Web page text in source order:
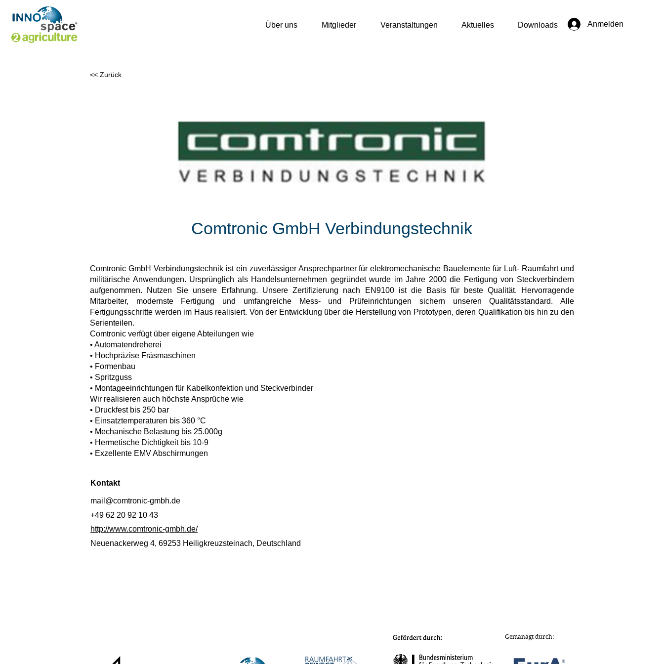
Über uns Mitglieder Veranstaltungen Aktuelles Downloads Anmelden
<< Zurück
Comtronic GmbH Verbindungstechnik
Comtronic GmbH Verbindungstechnik ist ein zuverlässiger Ansprechpartner für elektromechanische Bauelemente für Luft- Raumfahrt und
militärische Anwendungen. Ursprünglich als Handelsunternehmen gegründet wurde im Jahre 2000 die Fertigung von Steckverbindern
aufgenommen. Nutzen Sie unsere Erfahrung. Unsere Zertifizierung nach EN9100 ist die Basis für beste Qualität. Hervorragende
Mitarbeiter, modernste Fertigung und umfangreiche Mess- und Prüfeinrichtungen sichern unseren Qualitätsstandard. Alle
Fertigungsschritte werden im Haus realisiert. Von der Entwicklung über die Herstellung von Prototypen, deren Qualifikation bis hin zu den
Serienteilen.
Comtronic verfügt über eigene Abteilungen wie
• Automatendreherei
• Hochpräzise Fräsmaschinen
• Formenbau
• Spritzguss
• Montageeinrichtungen für Kabelkonfektion und Steckverbinder
Wir realisieren auch höchste Ansprüche wie
• Druckfest bis 250 bar
• Einsatztemperaturen bis 360 °C
• Mechanische Belastung bis 25.000g
• Hermetische Dichtigkeit bis 10-9
• Exzellente EMV Abschirmungen
Kontakt
mail@comtronic-gmbh.de
+49 62 20 92 10 43
http://www.comtronic-gmbh.de/
Neuenackerweg 4, 69253 Heiligkreuzsteinach, Deutschland
Gemanagt durch: